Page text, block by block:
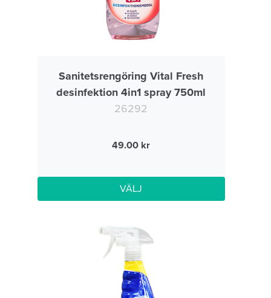
Sanitetsrengöring Vital Fresh
desinfektion 4in1 spray 750ml
26292
49.00
VÄLJ